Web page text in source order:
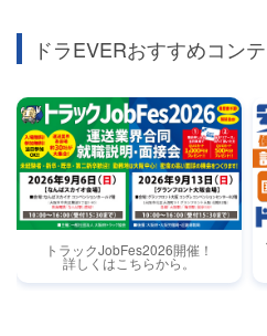
ドラEVERおすすめコン
トラックJobFes2026開催！
詳しくはこちらから。